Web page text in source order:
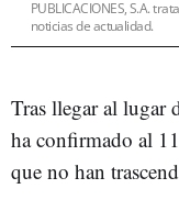
PUBLICACIONES, S.A.
noticias de actualidad.
Tras llegar al lugar
ha confirmado al
que no han